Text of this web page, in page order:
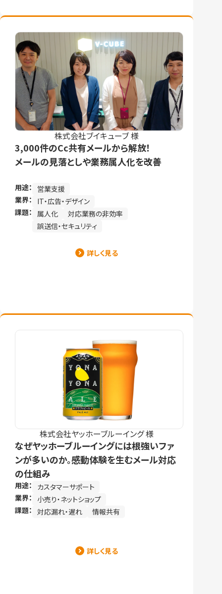
株式会社ブイキューブ 様
3,000件のCc共有メールから解放！
メールの見落としや業務属人化を改善
用途：
営業支援
業界：
IT・広告・デザイン
課題： 属人化
対応業務の非効率
誤送信・セキュリティ
詳しく見る
株式会社ヤッホーブルーイング 様
なぜヤッホーブルーイングには根強いファ
ンが多いのか。感動体験を生むメール対応
の仕組み
用途：
カスタマーサポート
業界：
小売り・ネットショップ
課題： 対応漏れ・遅れ 情報共有
詳しく見る